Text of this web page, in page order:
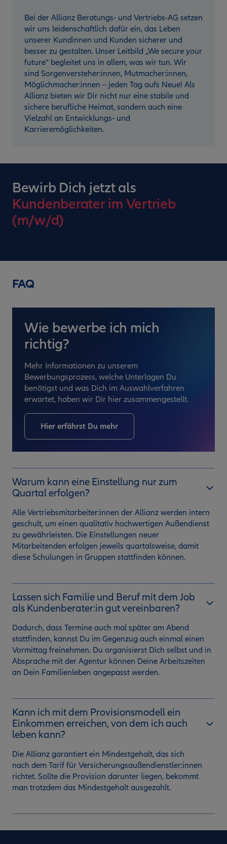
Bei der Allianz Beratungs- und Vertriebs-AG setzen
wir uns leidenschaftlich dafür ein, das Leben
unserer Kundinnen und Kunden sicherer und
besser zu gestalten. Unser Leitbild „We secure your
future“ begleitet uns in allem, was wir tun. Wir
sind Sorgenversteher:innen, Mutmacher:innen,
Möglichmacher:innen – jeden Tag aufs Neue! Als
Allianz bieten wir Dir nicht nur eine stabile und
sichere berufliche Heimat, sondern auch eine
Vielzahl an Entwicklungs- und
Karrieremöglichkeiten.
Bewirb Dich jetzt als
Kundenberater im Vertrieb
(m/w/d)
FAQ
Wie bewerbe ich mich
richtig?
Mehr Informationen zu unserem
Bewerbungsprozess, welche Unterlagen Du
benötigst und was Dich im Auswahlverfahren
erwartet, haben wir Dir hier zusammengestellt.
Hier erfährst Du mehr
Warum kann eine Einstellung nur zum
Quartal erfolgen?
Alle Vertriebsmitarbeiter:innen der Allianz werden intern
geschult, um einen qualitativ hochwertigen Außendienst
zu gewährleisten. Die Einstellungen neuer
Mitarbeitenden erfolgen jeweils quartalsweise, damit
diese Schulungen in Gruppen stattfinden können.
Lassen sich Familie und Beruf mit dem Job
als Kundenberater:in gut vereinbaren?
Dadurch, dass Termine auch mal später am Abend
stattfinden, kannst Du im Gegenzug auch einmal einen
Vormittag freinehmen. Du organisierst Dich selbst und in
Absprache mit der Agentur können Deine Arbeitszeiten
an Dein Familienleben angepasst werden.
Kann ich mit dem Provisionsmodell ein
Einkommen erreichen, von dem ich auch
leben kann?
Die Allianz garantiert ein Mindestgehalt, das sich
nach dem Tarif für Versicherungsaußendienstler:innen
richtet. Sollte die Provision darunter liegen, bekommt
man trotzdem das Mindestgehalt ausgezahlt.